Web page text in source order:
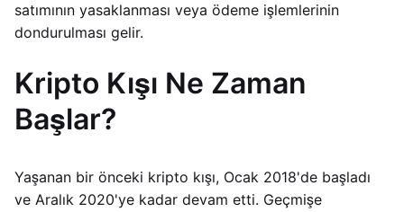
satımının yasaklanması veya ödeme işlemlerinin
dondurulması gelir.
Kripto Kışı Ne Zaman
Başlar?
Yaşanan bir önceki kripto kışı, Ocak 2018'de başladı
ve Aralık 2020'ye kadar devam etti. Geçmişe